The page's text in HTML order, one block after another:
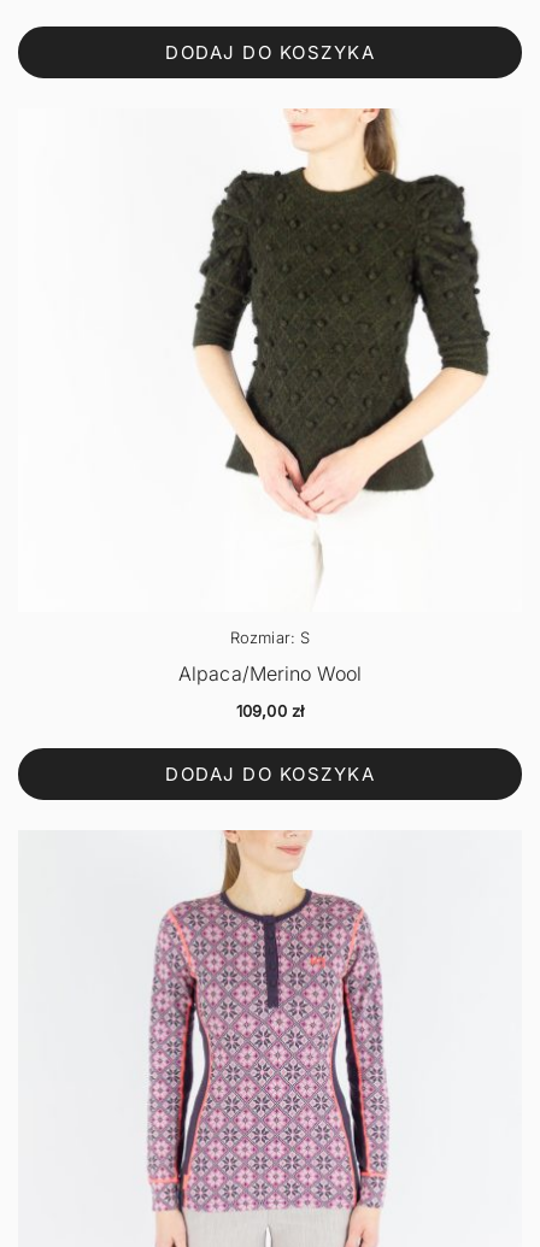
DODAJ DO KOSZYKA
Rozmiar: S
Alpaca/Merino Wool
109,00 zł
DODAJ DO KOSZYKA